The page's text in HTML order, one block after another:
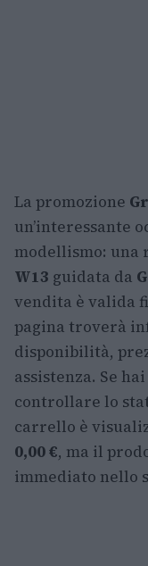
La promozione
un’interessante
modellismo: una
W13 guidata da
vendita è valida
pagina troverà
disponibilità,
assistenza. Se
controllare lo
carrello è
0,00 €, ma il
immediato nello